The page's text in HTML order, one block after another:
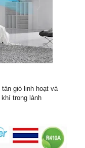
gió linh hoạt và
trong lành